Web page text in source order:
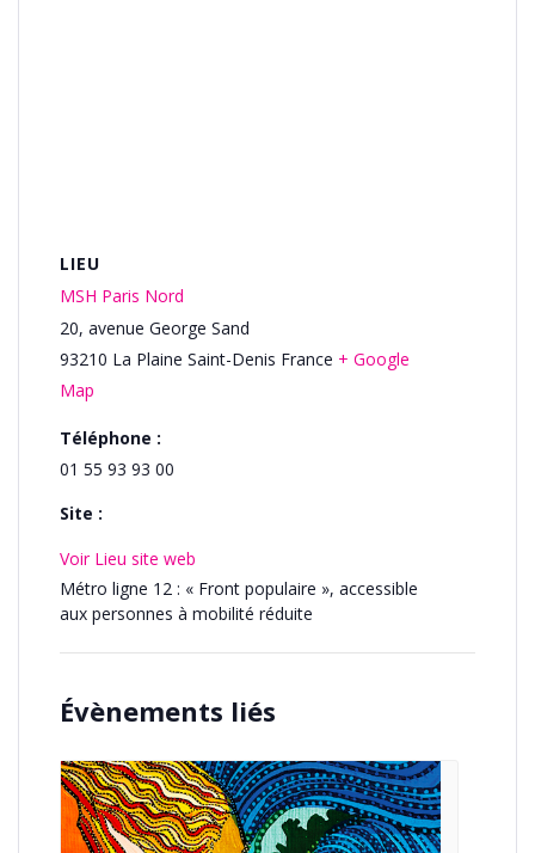
LIEU
MSH Paris Nord
20, avenue George Sand
93210 La Plaine Saint-Denis France + Google
Map
Téléphone :
01 55 93 93 00
Site :
Voir Lieu site web
Métro ligne 12 : « Front populaire », accessible
aux personnes à mobilité réduite
Évènements liés